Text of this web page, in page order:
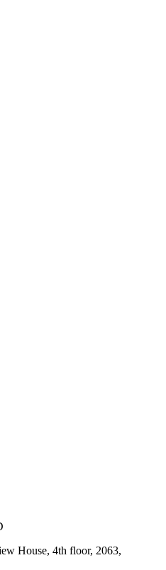
House, 4th floor, 2063,